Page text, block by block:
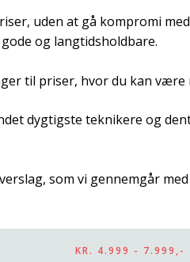
uden at gå kompromi med
og langtidsholdbare.
til priser, hvor du kan være
dygtigste teknikere og
som vi gennemgår med
KR. 4.999 - 7.999,-